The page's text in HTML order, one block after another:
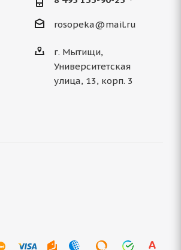
rosopeka@mail.ru
г. Мытищи,
Университетская
улица, 13, корп. 3